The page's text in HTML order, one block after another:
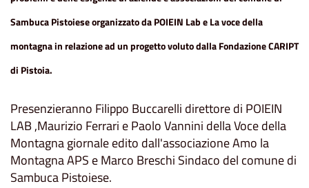
Sambuca Pistoiese organizzato da POIEIN Lab e La voce della
montagna in relazione ad un progetto voluto dalla Fondazione CARIPT
di Pistoia.
Presenzieranno Filippo Buccarelli direttore di POIEIN
LAB ,Maurizio Ferrari e Paolo Vannini della Voce della
Montagna giornale edito dall'associazione Amo la
Montagna APS e Marco Breschi Sindaco del comune di
Sambuca Pistoiese.